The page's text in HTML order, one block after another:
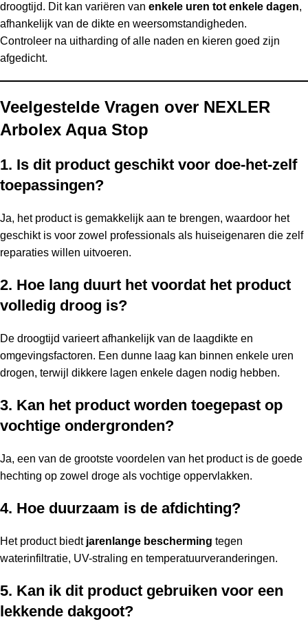
droogtijd. Dit kan variëren van enkele uren tot enkele dagen,
afhankelijk van de dikte en weersomstandigheden.
Controleer na uitharding of alle naden en kieren goed zijn
afgedicht.
Veelgestelde Vragen over NEXLER
Arbolex Aqua Stop
1. Is dit product geschikt voor doe-het-zelf
toepassingen?
Ja, het product is gemakkelijk aan te brengen, waardoor het
geschikt is voor zowel professionals als huiseigenaren die zelf
reparaties willen uitvoeren.
2. Hoe lang duurt het voordat het product
volledig droog is?
De droogtijd varieert afhankelijk van de laagdikte en
omgevingsfactoren. Een dunne laag kan binnen enkele uren
drogen, terwijl dikkere lagen enkele dagen nodig hebben.
3. Kan het product worden toegepast op
vochtige ondergronden?
Ja, een van de grootste voordelen van het product is de goede
hechting op zowel droge als vochtige oppervlakken.
4. Hoe duurzaam is de afdichting?
Het product biedt jarenlange bescherming tegen
waterinfiltratie, UV-straling en temperatuurveranderingen.
5. Kan ik dit product gebruiken voor een
lekkende dakgoot?